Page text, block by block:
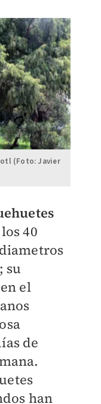
(Foto: Javier
40
su
el
de
han